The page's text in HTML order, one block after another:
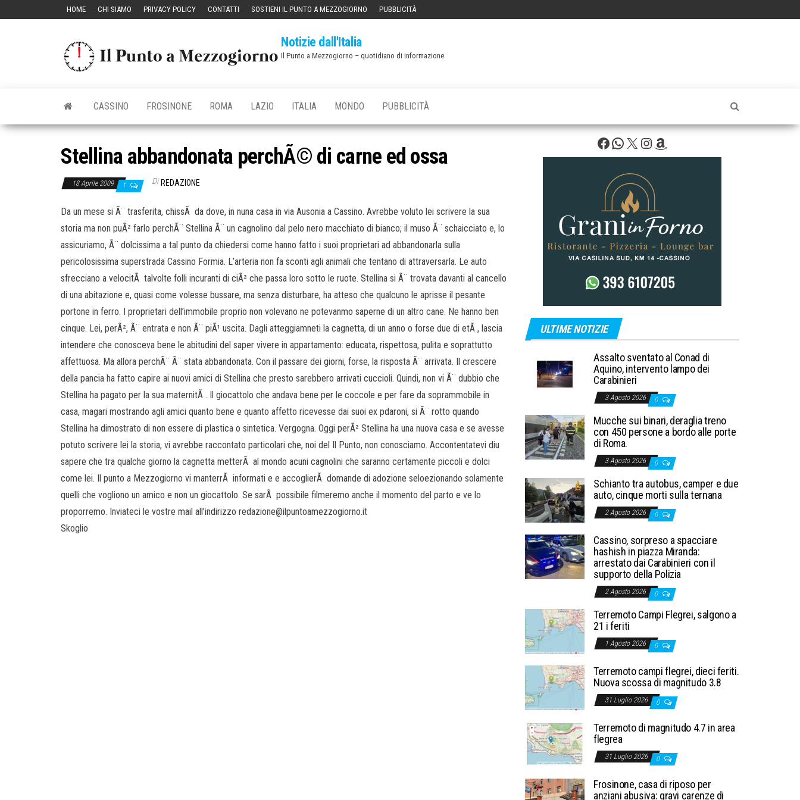
HOME CHI SIAMO PRIVACY POLICY CONTATTI SOSTIENI IL PUNTO A MEZZOGIORNO PUBBLICITÀ
Notizie dall'Italia
Il Punto a Mezzogiorno – quotidiano di informazione
CASSINO FROSINONE ROMA LAZIO ITALIA MONDO PUBBLICITÀ
Stellina abbandonata perchÃ© di carne ed ossa
18 Aprile 2009 1 Di REDAZIONE
Da un mese si Ã¨ trasferita, chissÃ da dove, in nuna casa in via Ausonia a Cassino. Avrebbe voluto lei scrivere la sua
storia ma non puÃ² farlo perchÃ¨ Stellina Ã¨ un cagnolino dal pelo nero macchiato di bianco; il muso Ã¨ schaicciato e, lo
assicuriamo, Ã¨ dolcissima a tal punto da chiedersi come hanno fatto i suoi proprietari ad abbandonarla sulla
pericolosissima superstrada Cassino Formia. L’arteria non fa sconti agli animali che tentano di attraversarla. Le auto
sfrecciano a velocitÃ talvolte folli incuranti di ciÃ² che passa loro sotto le ruote. Stellina si Ã¨ trovata davanti al cancello
di una abitazione e, quasi come volesse bussare, ma senza disturbare, ha atteso che qualcuno le aprisse il pesante
portone in ferro. I proprietari dell’immobile proprio non volevano ne potevanmo saperne di un altro cane. Ne hanno ben
cinque. Lei, perÃ², Ã¨ entrata e non Ã¨ piÃ¹ uscita. Dagli atteggiamneti la cagnetta, di un anno o forse due di etÃ , lascia
intendere che conosceva bene le abitudini del saper vivere in appartamento: educata, rispettosa, pulita e soprattutto
affettuosa. Ma allora perchÃ¨ Ã¨ stata abbandonata. Con il passare dei giorni, forse, la risposta Ã¨ arrivata. Il crescere
della pancia ha fatto capire ai nuovi amici di Stellina che presto sarebbero arrivati cuccioli. Quindi, non vi Ã¨ dubbio che
Stellina ha pagato per la sua maternitÃ . Il giocattolo che andava bene per le coccole e per fare da soprammobile in
casa, magari mostrando agli amici quanto bene e quanto affetto ricevesse dai suoi ex pdaroni, si Ã¨ rotto quando
Stellina ha dimostrato di non essere di plastica o sintetica. Vergogna. Oggi perÃ² Stellina ha una nuova casa e se avesse
potuto scrivere lei la storia, vi avrebbe raccontato particolari che, noi del Il Punto, non conosciamo. Accontentatevi diu
sapere che tra qualche giorno la cagnetta metterÃ al mondo acuni cagnolini che saranno certamente piccoli e dolci
come lei. Il punto a Mezzogiorno vi manterrÃ informati e e accoglierÃ domande di adozione seloezionando solamente
quelli che vogliono un amico e non un giocattolo. Se sarÃ possibile filmeremo anche il momento del parto e ve lo
proporremo. Inviateci le vostre mail all’indirizzo redazione@ilpuntoamezzogiorno.it
Skoglio
Facebook
WhatsApp
X Instagram
Amazon
ULTIME NOTIZIE
Assalto sventato al Conad di
Aquino, intervento lampo dei
Carabinieri
3 Agosto 2026 0
Mucche sui binari, deraglia treno
con 450 persone a bordo alle porte
di Roma.
3 Agosto 2026 0
Schianto tra autobus, camper e due
auto, cinque morti sulla ternana
2 Agosto 2026 0
Cassino, sorpreso a spacciare
hashish in piazza Miranda:
arrestato dai Carabinieri con il
supporto della Polizia
2 Agosto 2026 0
Terremoto Campi Flegrei, salgono a
21 i feriti
1 Agosto 2026 0
Terremoto campi flegrei, dieci feriti.
Nuova scossa di magnitudo 3.8
31 Luglio 2026 0
Terremoto di magnitudo 4.7 in area
flegrea
31 Luglio 2026 0
Frosinone, casa di riposo per
anziani abusiva: gravi carenze di